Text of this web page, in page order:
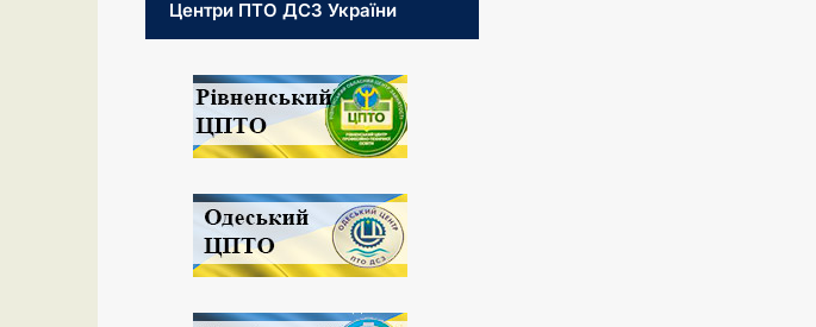
Центри ПТО ДСЗ України